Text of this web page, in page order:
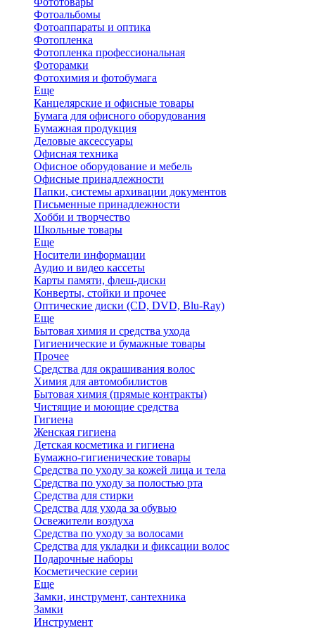
Фотоальбомы
Фотоаппараты и оптика
Фотопленка
Фотопленка профессиональная
Фоторамки
Фотохимия и фотобумага
Еще
Канцелярские и офисные товары
Бумага для офисного оборудования
Бумажная продукция
Деловые аксессуары
Офисная техника
Офисное оборудование и мебель
Офисные принадлежности
Папки, системы архивации документов
Письменные принадлежности
Хобби и творчество
Школьные товары
Еще
Носители информации
Аудио и видео кассеты
Карты памяти, флеш-диски
Конверты, стойки и прочее
Оптические диски (CD, DVD, Blu-Ray)
Еще
Бытовая химия и средства ухода
Гигиенические и бумажные товары
Прочее
Средства для окрашивания волос
Химия для автомобилистов
Бытовая химия (прямые контракты)
Чистящие и моющие средства
Гигиена
Женская гигиена
Детская косметика и гигиена
Бумажно-гигиенические товары
Средства по уходу за кожей лица и тела
Средства по уходу за полостью рта
Средства для стирки
Средства для ухода за обувью
Освежители воздуха
Средства по уходу за волосами
Средства для укладки и фиксации волос
Подарочные наборы
Косметические серии
Еще
Замки, инструмент, сантехника
Замки
Инструмент